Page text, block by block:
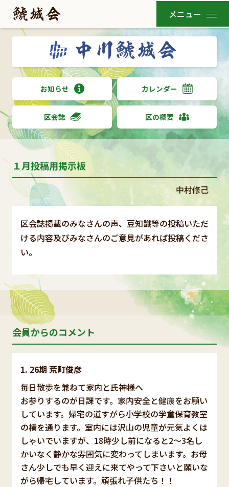
お知らせ カレンダー
区会誌 区の概要
１月投稿用掲示板
中村修己
区会誌掲載のみなさんの声、豆知識等の投稿いただ
ける内容及びみなさんのご意見があれば投稿くださ
い。
会員からのコメント
26期 荒町俊彦
毎日散歩を兼ねて家内と氏神様へ
お参りするのが日課です。家内安全と健康をお願い
しています。帰宅の道すがら小学校の学童保育教室
の横を通ります。室内には沢山の児童が元気よくは
しゃいでいますが、18時少し前になると2～3名し
かいなく静かな雰囲気に変わってしまいます。お母
さん少しでも早く迎えに来てやって下さいと願いな
がら帰宅しています。頑張れ子供たち！！